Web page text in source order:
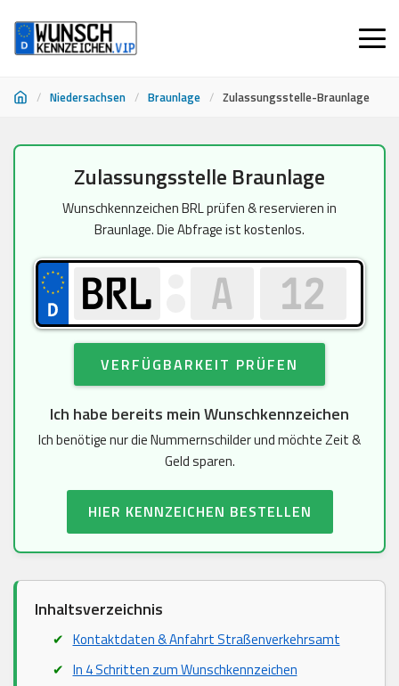
/ Niedersachsen / Braunlage / Zulassungsstelle-Braunlage
Zulassungsstelle Braunlage
Wunschkennzeichen BRL prüfen & reservieren in
Braunlage. Die Abfrage ist kostenlos.
VERFÜGBARKEIT PRÜFEN
Ich habe bereits mein Wunschkennzeichen
Ich benötige nur die Nummernschilder und möchte Zeit &
Geld sparen.
HIER KENNZEICHEN BESTELLEN
Inhaltsverzeichnis
Kontaktdaten & Anfahrt Straßenverkehrsamt
In 4 Schritten zum Wunschkennzeichen